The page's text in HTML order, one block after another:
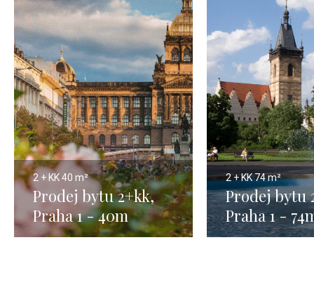
2 + KK40 m²
Prodej bytu 2+kk,
Praha 1 - 40m
2 + KK74 m²
Prodej bytu
Praha 1 -